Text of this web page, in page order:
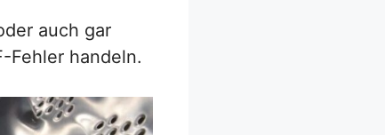
auch gar
Fehler handeln.